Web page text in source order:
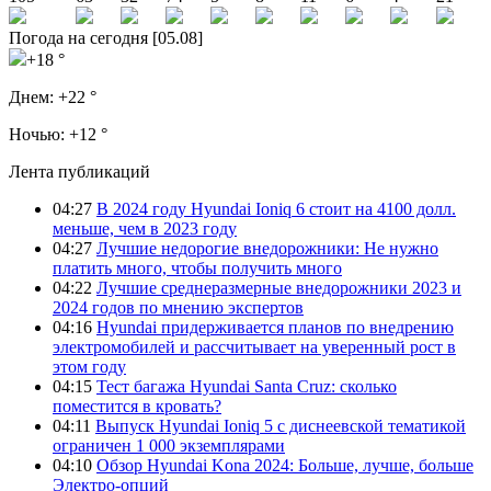
Погода на сегодня [05.08]
+18 °
Днем: +22 °
Ночью: +12 °
Лента публикаций
04:27 В 2024 году Hyundai Ioniq 6 стоит на 4100 долл.
меньше, чем в 2023 году
04:27 Лучшие недорогие внедорожники: Не нужно
платить много, чтобы получить много
04:22 Лучшие среднеразмерные внедорожники 2023 и
2024 годов по мнению экспертов
04:16 Hyundai придерживается планов по внедрению
электромобилей и рассчитывает на уверенный рост в
этом году
04:15 Тест багажа Hyundai Santa Cruz: сколько
поместится в кровать?
04:11 Выпуск Hyundai Ioniq 5 с диснеевской тематикой
ограничен 1 000 экземплярами
04:10 Обзор Hyundai Kona 2024: Больше, лучше, больше
Электро-опций